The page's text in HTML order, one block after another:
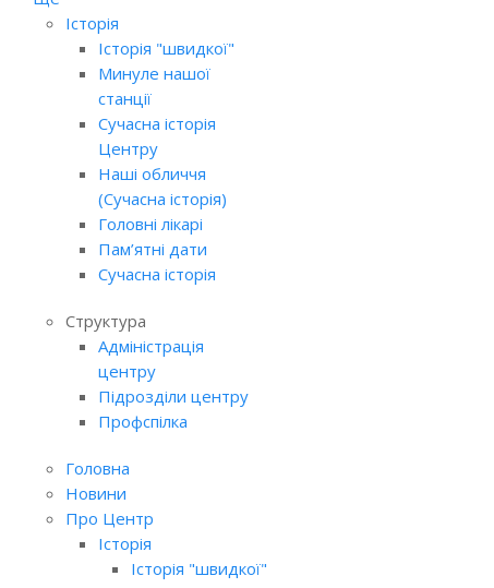
Історія
Історія "швидкої"
Минуле нашої
станції
Сучасна історія
Центру
Наші обличчя
(Сучасна історія)
Головні лікарі
Пам’ятні дати
Сучасна історія
Структура
Адміністрація
центру
Підрозділи центру
Профспілка
Головна
Новини
Про Центр
Історія
Історія "швидкої"